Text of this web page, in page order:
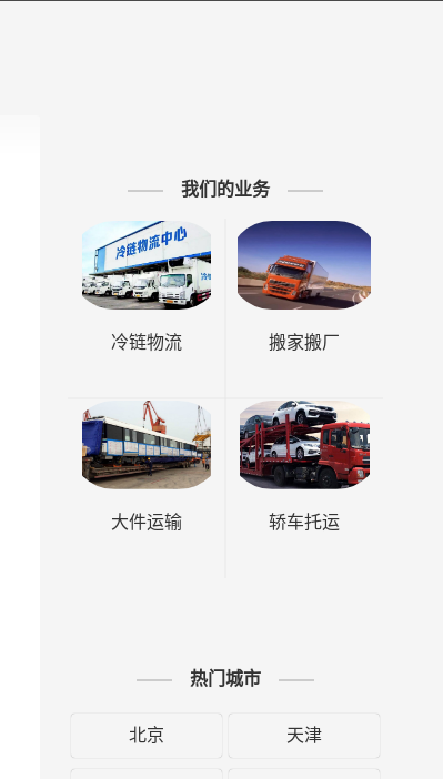
我们的业务
冷链物流 搬家搬厂
大件运输 轿车托运
热门城市
北京 天津